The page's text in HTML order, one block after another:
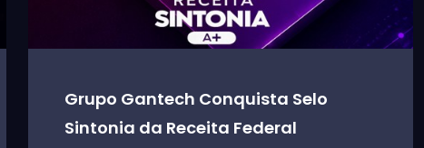
Grupo Gantech Conquista Selo
Sintonia da Receita Federal